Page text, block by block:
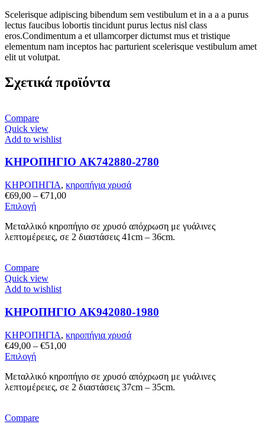
Scelerisque adipiscing bibendum sem vestibulum et in a a a purus
lectus faucibus lobortis tincidunt purus lectus nisl class
eros.Condimentum a et ullamcorper dictumst mus et tristique
elementum nam inceptos hac parturient scelerisque vestibulum amet
elit ut volutpat.
Σχετικά προϊόντα
Compare
Quick view
Add to wishlist
ΚΗΡΟΠΗΓΙΟ AK742880-2780
ΚΗΡΟΠΗΓΙΑ, κηροπήγια χρυσά
€69,00 – €71,00Price
through
€71,00
ΕπιλογήΑυτό
προϊόν
έχει
Οι
επιλογές
μπορούν
επιλεγούν
σελίδα
του
προϊόντος
Μεταλλικό κηροπήγιο σε χρυσό απόχρωση με γυάλινες
λεπτομέρειες, σε 2 διαστάσεις 41cm – 36cm.
Compare
Quick view
Add to wishlist
ΚΗΡΟΠΗΓΙΟ AK942080-1980
ΚΗΡΟΠΗΓΙΑ, κηροπήγια χρυσά
€49,00 – €51,00Price
through
€51,00
ΕπιλογήΑυτό
προϊόν
έχει
Οι
Μεταλλικό κηροπήγιο σε χρυσό απόχρωση με γυάλινες
λεπτομέρειες, σε 2 διαστάσεις 37cm – 35cm.
Compare